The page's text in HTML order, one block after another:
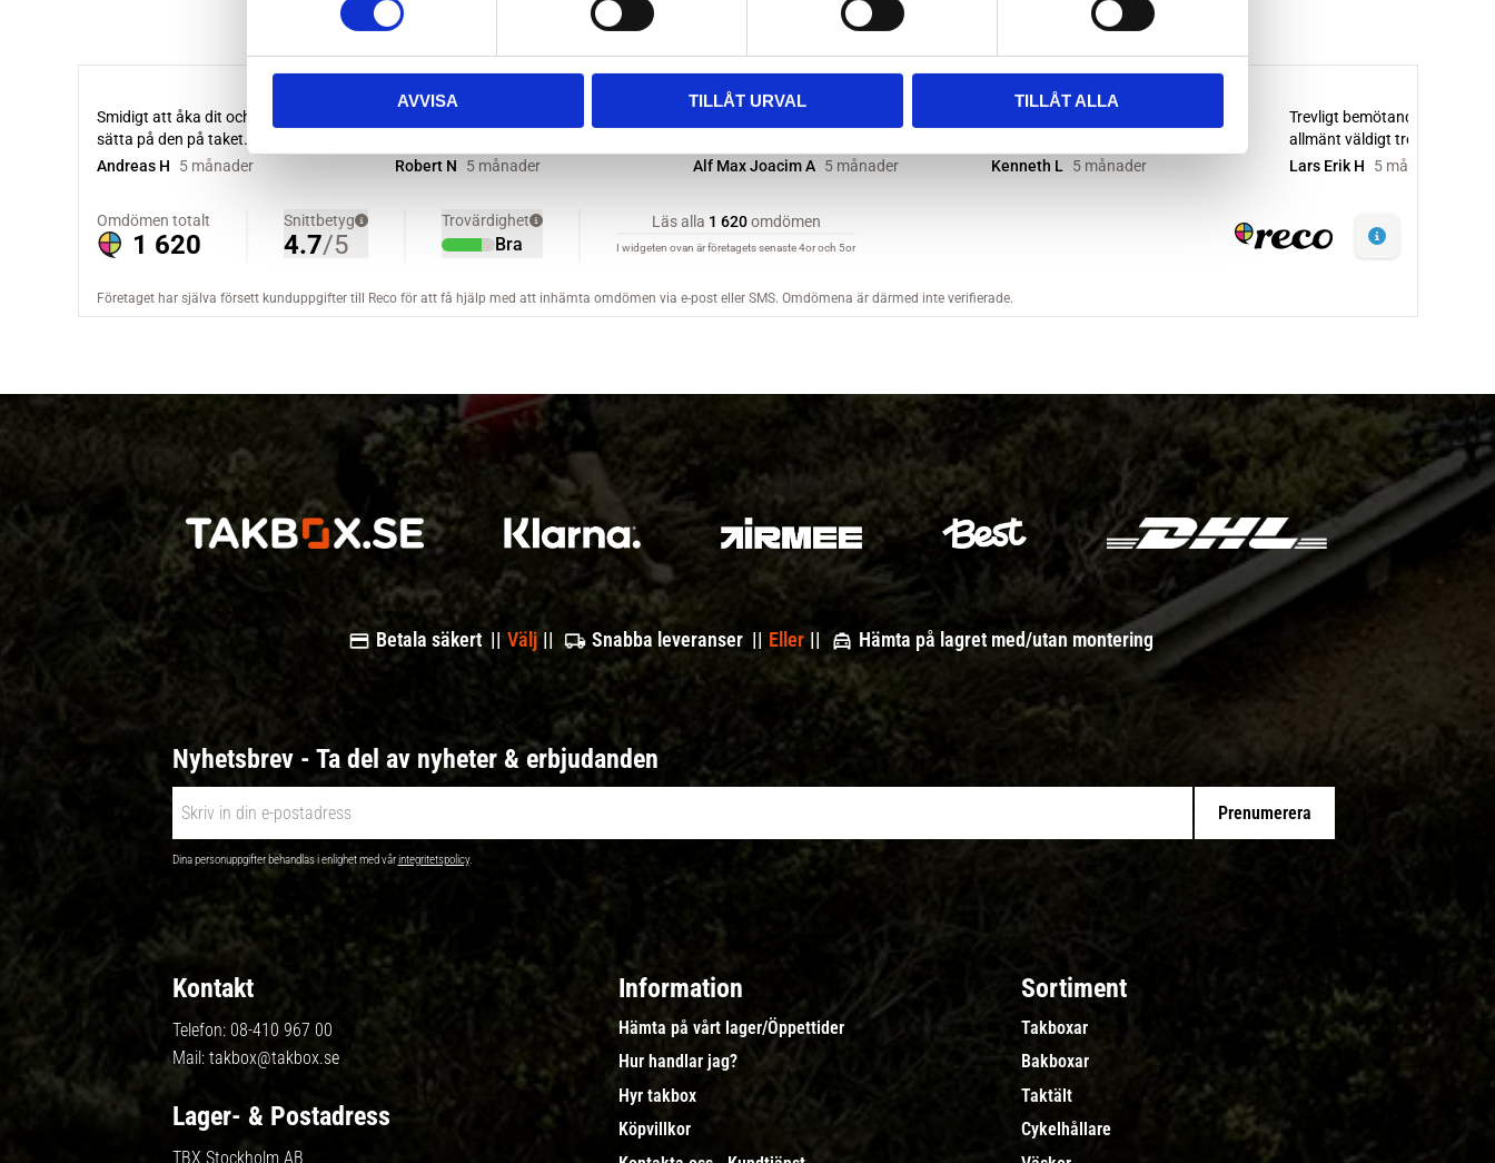
s
AVVISA TILLÅT URVAL TILLÅT ALLA
Betala säkert || Välj Snabba leveranser || Eller Hämta på lagret med/utan montering
Nyhetsbrev - Ta del av nyheter & erbjudanden
Prenumerera
Dina personuppgifter behandlas i enlighet med vårintegritetspolicy.
Kontakt
Telefon: 08-410 967 00
Mail: takbox@takbox.se
Lager- & Postadress
TBX Stockholm AB
Information
Hämta på vårt lager/Öppettider
Hur handlar jag?
Hyr takbox
Köpvillkor
Sortiment
Takboxar
Bakboxar
Taktält
Cykelhållare